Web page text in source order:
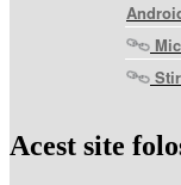
coupon
levitra
genericlevitra
Acest site